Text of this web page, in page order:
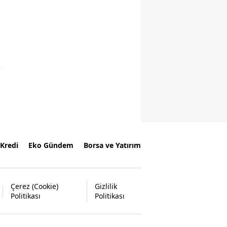
Kredi Eko Gündem Borsa ve Yatırım
Çerez (Cookie)
Politikası
Gizlilik
Politikası